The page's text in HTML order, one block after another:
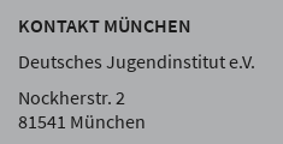
KONTAKT MÜNCHEN
Deutsches Jugendinstitut e.V.
Nockherstr. 2
81541 München